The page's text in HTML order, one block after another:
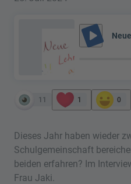
play_arrow
11 1 0
Dieses Jahr haben wieder
Schulgemeinschaft
beiden erfahren? Im
Frau Jaki.